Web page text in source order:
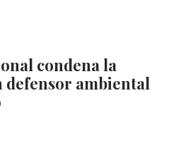
condena la
defensor ambiental